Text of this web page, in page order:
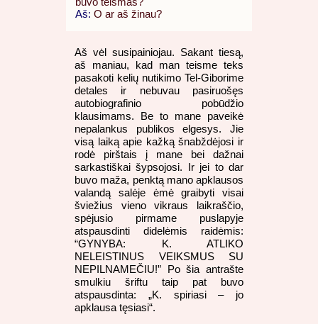
Aš: O ar aš žinau?
Aš vėl susipainiojau. Sakant tiesą,
aš maniau, kad man teisme teks
pasakoti kelių nutikimo Tel-Giborime
detales ir nebuvau pasiruošęs
autobiografinio pobūdžio
klausimams. Be to mane paveikė
nepalankus publikos elgesys. Jie
visą laiką apie kažką šnabždėjosi ir
rodė pirštais į mane bei dažnai
sarkastiškai šypsojosi. Ir jei to dar
buvo maža, penktą mano apklausos
valandą salėje ėmė graibyti visai
šviežius vieno vikraus laikraščio,
spėjusio pirmame puslapyje
atspausdinti didelėmis raidėmis:
“GYNYBA: K. ATLIKO
NELEISTINUS VEIKSMUS SU
NEPILNAMEČIU!” Po šia antrašte
smulkiu šriftu taip pat buvo
atspausdinta: „K. spiriasi – jo
apklausa tęsiasi“.